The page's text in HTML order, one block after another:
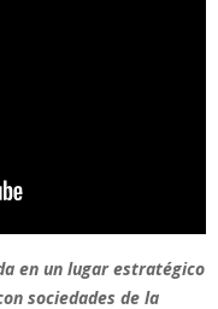
en un lugar estratégico
sociedades de la